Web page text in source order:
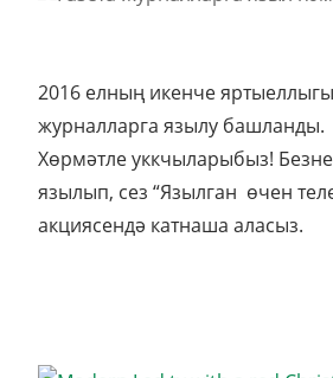
2016 елның икенче
журналларга язылу башланды.
Хөрмәтле уккчыларыбыз!
язылып, сез “Язылган өчен
акциясендә катнаша аласыз.